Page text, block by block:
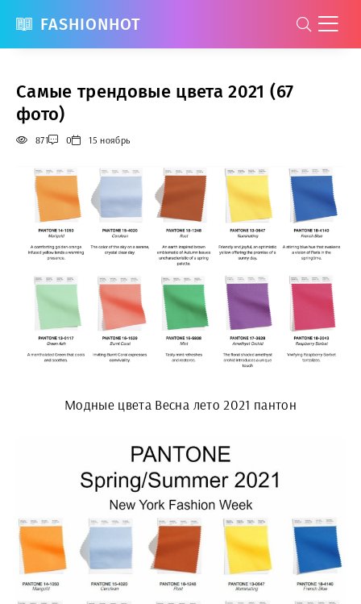
FASHIONHOT
Самые трендовые цвета 2021 (67
фото)
871 0 15 ноябрь
Модные цвета Весна лето 2021 пантон